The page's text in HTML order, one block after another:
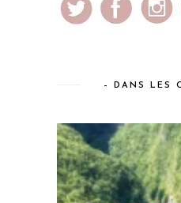
– DANS LES